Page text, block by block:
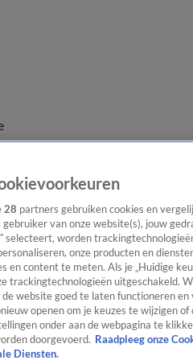
28 partners gebruiken cookies en
gebruiker van onze website(s), jouw
selecteert, worden
onze producten en
en content te meten. Als je „Huidige
trackingtechnologieën uitgeschakeld.
de website goed te laten functioneren
openen om je keuzes te wijzigen
onder aan de webpagina te
doorgevoerd. Raadpleeg onze
Diensten.